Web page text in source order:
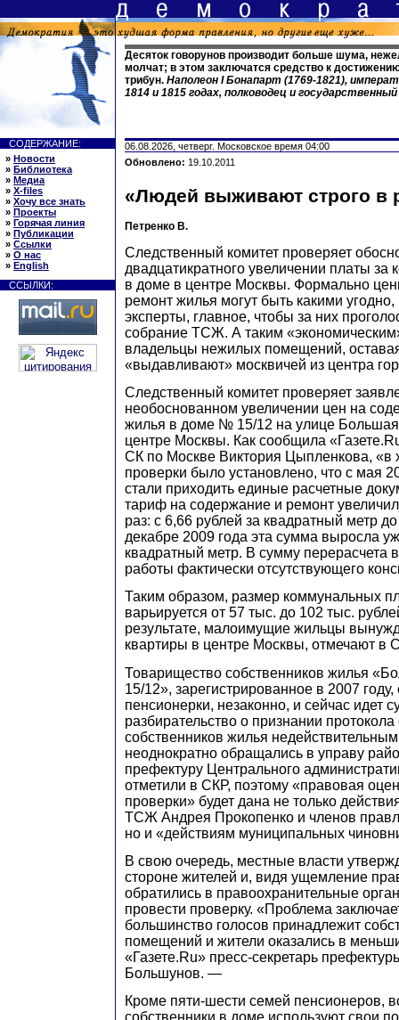
Десяток говорунов производит больше шума,
молчат; в этом заключатся средство к
трибун. Наполеон I Бонапарт (1769-1821),
1814 и 1815 годах, полководец и
СОДЕРЖАНИЕ:
» Новости
» Библиотека
» Медиа
» X-files
» Хочу все знать
» Проекты
» Горячая линия
» Публикации
» Ссылки
» О нас
» English
ССЫЛКИ:
06.08.2026, четверг. Московское время 04:00
Обновлено: 19.10.2011
«Людей выживают строго в
Петренко В.
Следственный комитет проверяет
двадцатикратного увеличении платы за
в доме в центре Москвы. Формально
ремонт жилья могут быть какими
эксперты, главное, чтобы за них
собрание ТСЖ. А таким
владельцы нежилых помещений,
«выдавливают» москвичей из центра
Следственный комитет проверяет
необоснованном увеличении цен на
жилья в доме № 15/12 на улице
центре Москвы. Как сообщила
СК по Москве Виктория Цыпленкова, «в
проверки было установлено, что с мая
стали приходить единые расчетные
тариф на содержание и ремонт
раз: с 6,66 рублей за квадратный метр
декабре 2009 года эта сумма выросла
квадратный метр. В сумму перерасчета
работы фактически отсутствующего
Таким образом, размер коммунальных
варьируется от 57 тыс. до 102 тыс.
результате, малоимущие жильцы
квартиры в центре Москвы, отмечают в
Товарищество собственников жилья
15/12», зарегистрированное в 2007
пенсионерки, незаконно, и сейчас идет
разбирательство о признании
собственников жилья
неоднократно обращались в управу
префектуру Центрального
отметили в СКР, поэтому «правовая
проверки» будет дана не только
ТСЖ Андрея Прокопенко и членов
но и «действиям муниципальных
В свою очередь, местные власти
стороне жителей и, видя ущемление
обратились в правоохранительные
провести проверку. «Проблема
большинство голосов принадлежит
помещений и жители оказались в
«Газете.Ru» пресс-секретарь
Большунов. —
Кроме пяти-шести семей пенсионеров,